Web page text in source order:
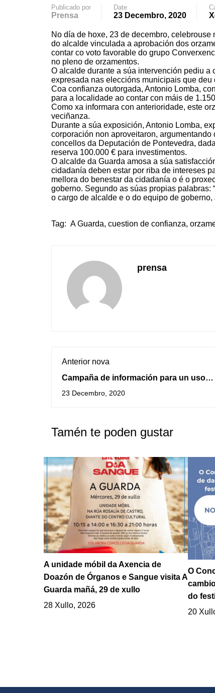
Publicado por
Prensa
Date
23 Decembro, 2020
No día de hoxe, 23 de decembro,
do alcalde vinculada a aprobación dos
contar co voto favorable do grupo
no pleno de orzamentos.
O alcalde durante a súa intervención pediu
expresada nas eleccións municipais que
Coa confianza outorgada, Antonio Lomba,
para a localidade ao contar con máis de
Como xa informara con anterioridade, este
veciñanza.
Durante a súa exposición, Antonio Lomba,
corporación non aproveitaron,
concellos da Deputación de Pontevedra,
reserva 100.000 € para investimentos.
O alcalde da Guarda amosa a súa
cidadanía deben estar por riba de intereses
mellora do benestar da cidadanía o é o
goberno. Segundo as súas propias
o cargo de alcalde e o do equipo de
Tag: A Guarda, cuestion de confianza,
prensa
Anterior nova
Campaña de información para un uso
responsable das TICs
23 Decembro, 2020
Tamén te poden gustar
A unidade móbil da Axencia de
Doazón de Órganos e Sangue visita A
Guarda mañá, 29 de xullo
28 Xullo, 2026
O
do
20